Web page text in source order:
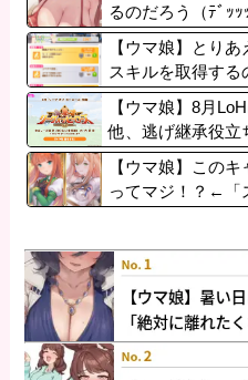
るのだろう（ﾃﾞｯｯ
【ウマ娘】とり
スキルを取得す
たろ！ ←「実は
【ウマ娘】8月
他、逃げ継承役立
【ウマ娘】この
ってマジ！？←「